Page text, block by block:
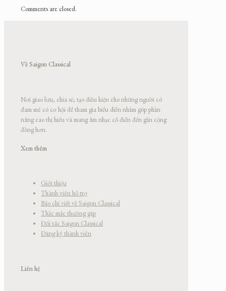
Comments are closed.
Về Saigon Classical
Nơi giao lưu, chia sẻ; tạo điều kiện cho những người có
đam mê có cơ hội để tham gia biểu diễn nhằm góp phần
nâng cao thị hiếu và mang âm nhạc cổ điển đến gần cộng
đồng hơn.
Xem thêm
Giới thiệu
Thành viên hỗ trợ
Báo chí viết về Saigon Classical
Thắc mắc thường gặp
Đối tác Saigon Classical
Đăng ký thành viên
Liên hệ